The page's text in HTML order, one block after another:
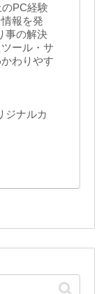
PC経験
報を発
事の解決
ール・サ
わりやす
ジナルカ